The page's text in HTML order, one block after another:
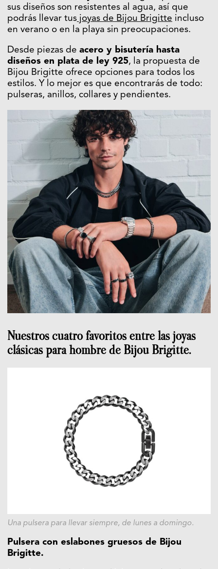
sus diseños son resistentes al agua, así que
podrás llevar tus joyas de Bijou Brigitte incluso
en verano o en la playa sin preocupaciones.
Desde piezas de acero y bisutería hasta
diseños en plata de ley 925, la propuesta de
Bijou Brigitte ofrece opciones para todos los
estilos. Y lo mejor es que encontrarás de todo:
pulseras, anillos, collares y pendientes.
Nuestros cuatro favoritos entre las joyas
clásicas para hombre de Bijou Brigitte.
Una pulsera para llevar siempre, de lunes a domingo.
Pulsera con eslabones gruesos de Bijou
Brigitte.